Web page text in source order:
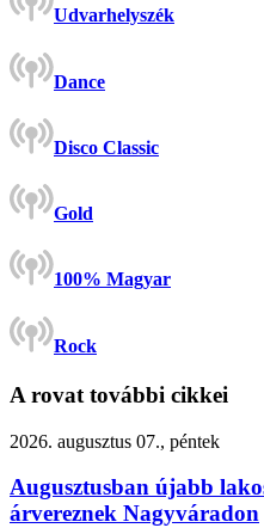
Udvarhelyszék
Dance
Disco Classic
Gold
100% Magyar
Rock
A rovat további cikkei
2026. augusztus 07., péntek
Augusztusban újabb
árvereznek Nagyváradon